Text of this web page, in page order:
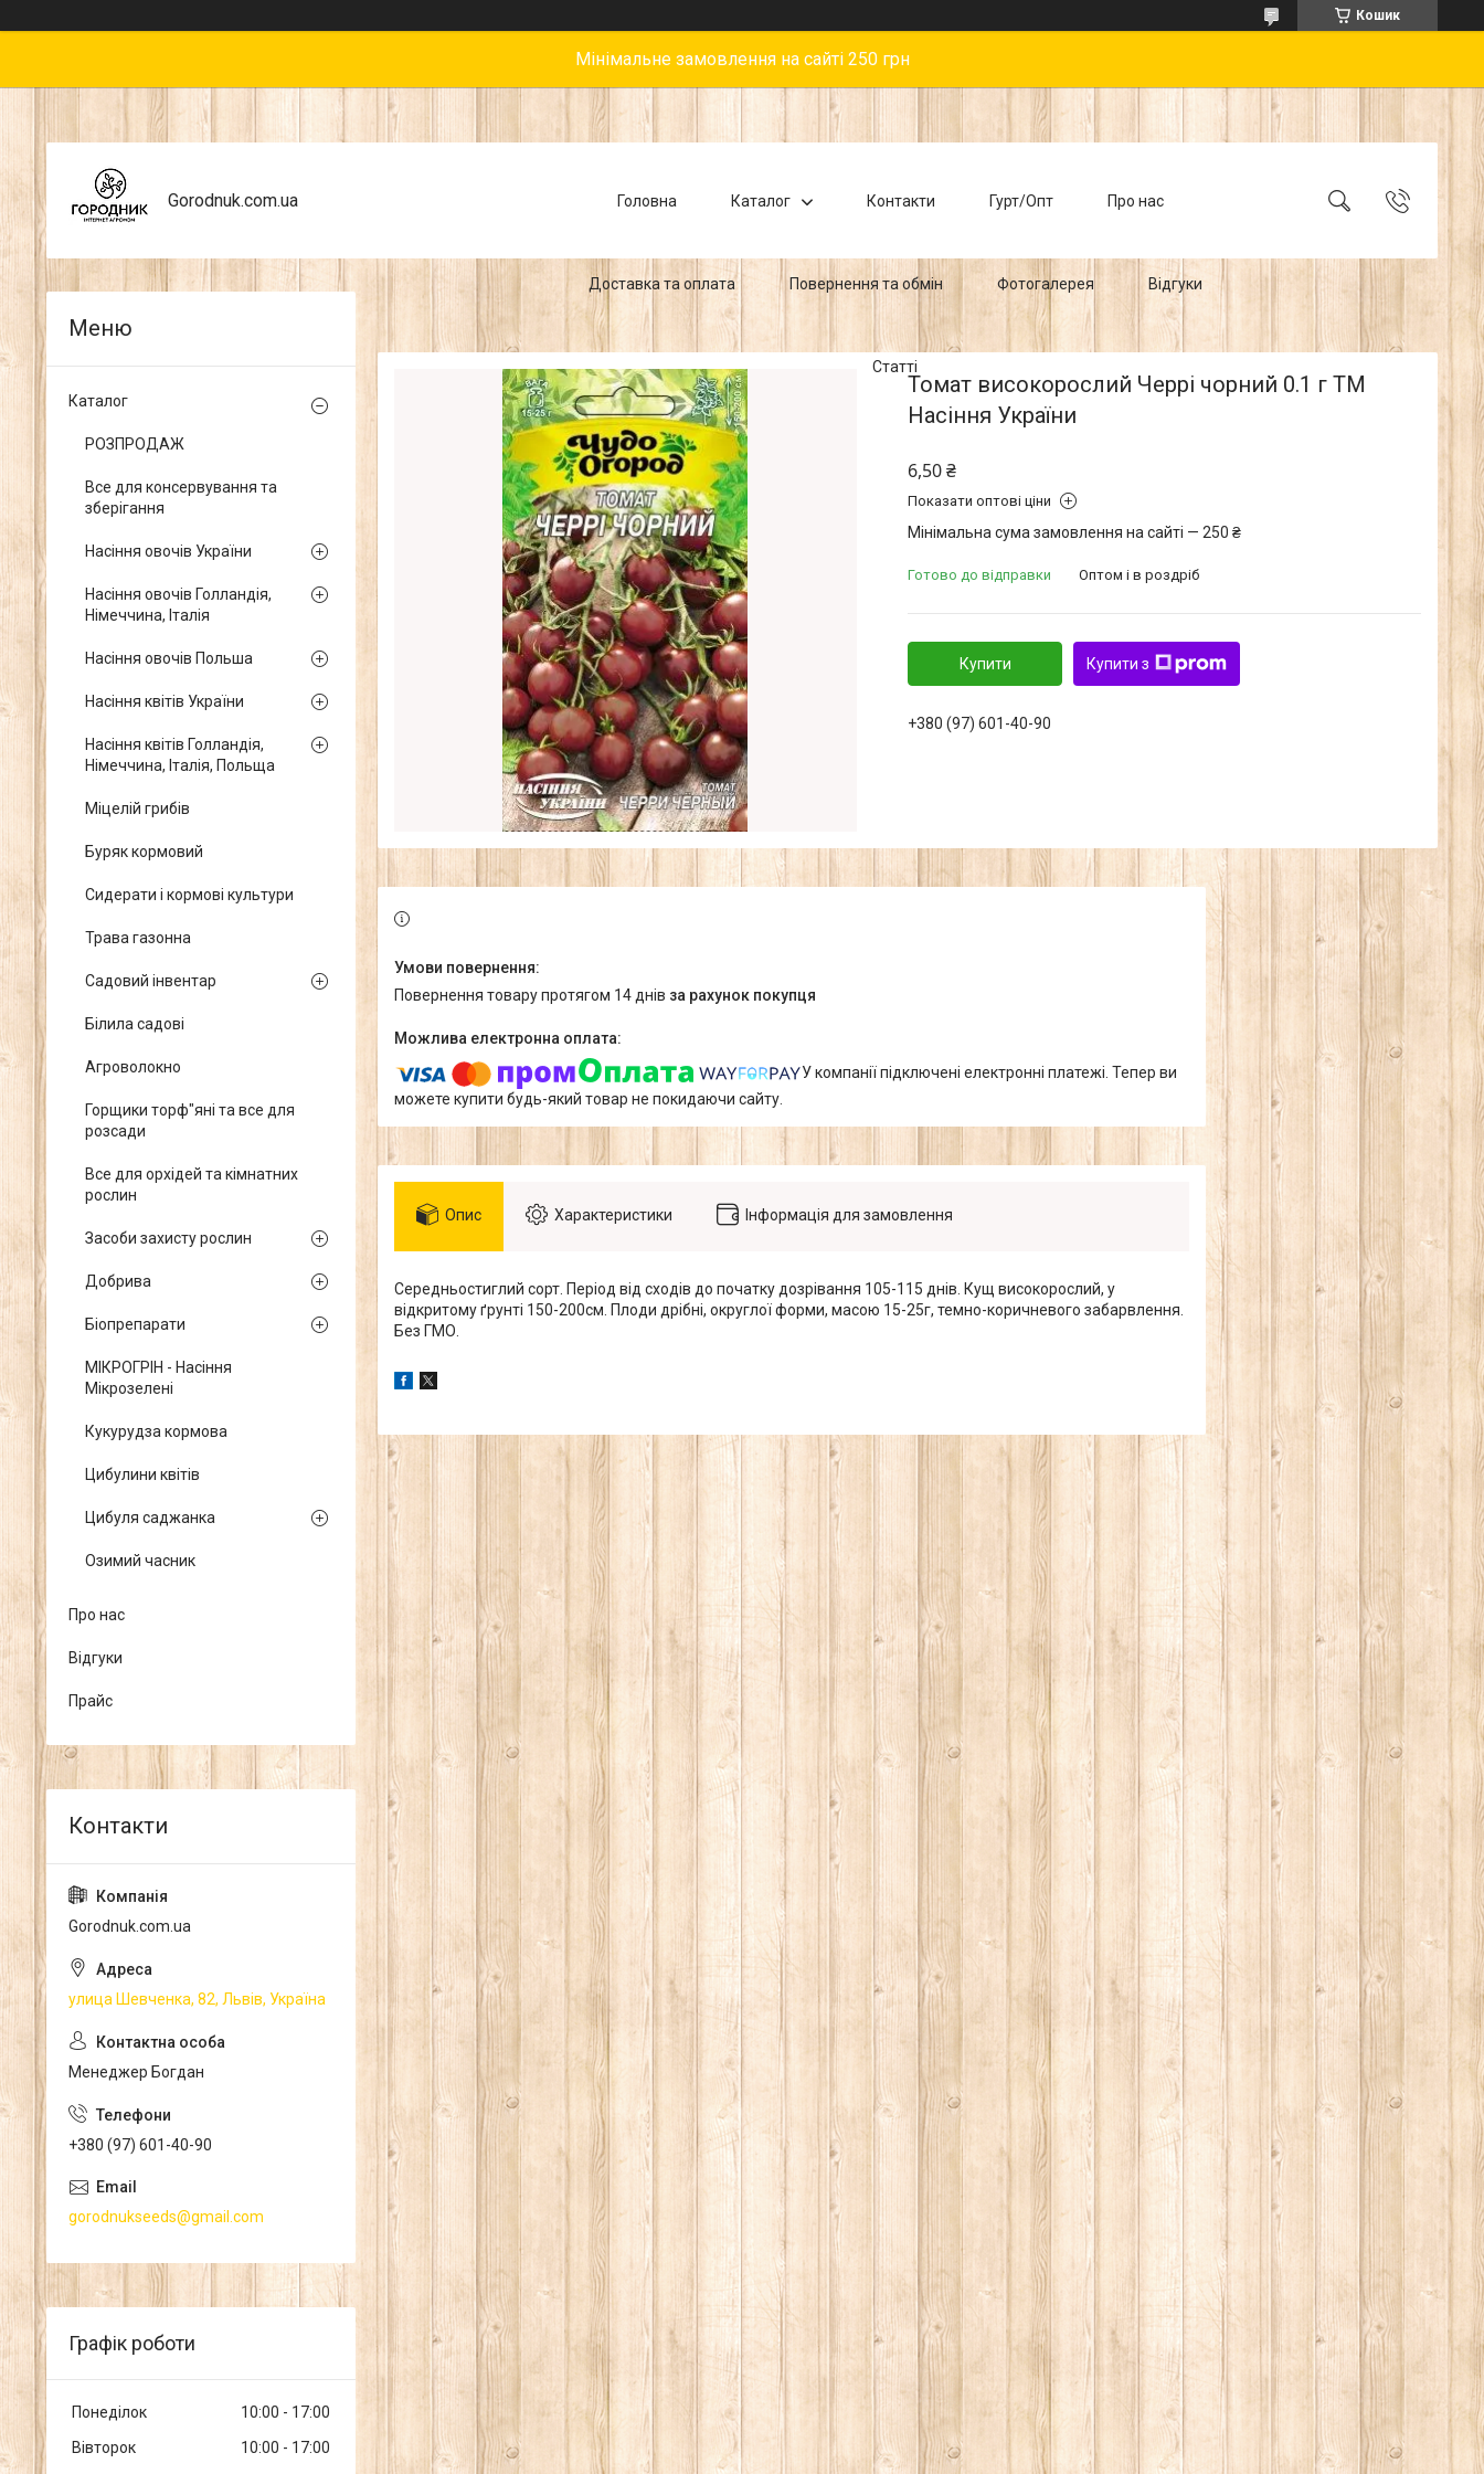
Кошик
Мінімальне замовлення на сайті 250 грн
Gorodnuk.com.ua Головна Каталог Контакти Гурт/Опт Про нас
Доставка та оплата Повернення та обмін Фотогалерея Відгуки
Статті
Томат високорослий Черрі чорний 0.1 г ТМ
Насіння України
6,50 ₴
Показати оптові ціни
Мінімальна сума замовлення на сайті — 250 ₴
Готово до відправки Оптом і в роздріб
Купити Купити з
+380 (97) 601-40-90
повернення товару протягом 14 днів за рахунок покупця
У компанії підключені електронні платежі. Тепер ви
можете купити будь-який товар не покидаючи сайту.
Опис Характеристики Інформація для замовлення
Середньостиглий сорт. Період від сходів до початку дозрівання 105-115 днів. Кущ високорослий, у
відкритому ґрунті 150-200см. Плоди дрібні, округлої форми, масою 15-25г, темно-коричневого забарвлення.
Без ГМО.
Каталог
РОЗПРОДАЖ
Все для консервування та
зберігання
Насіння овочів України
Насіння овочів Голландія,
Німеччина, Італія
Насіння овочів Польша
Насіння квітів України
Насіння квітів Голландія,
Німеччина, Італія, Польща
Міцелій грибів
Буряк кормовий
Сидерати і кормові культури
Трава газонна
Садовий інвентар
Білила садові
Агроволокно
Горщики торф"яні та все для
розсади
Все для орхідей та кімнатних
рослин
Засоби захисту рослин
Добрива
Біопрепарати
МІКРОГРІН - Насіння
Мікрозелені
Кукурудза кормова
Цибулини квітів
Цибуля саджанка
Озимий часник
Про нас
Відгуки
Прайс
Gorodnuk.com.ua
улица Шевченка, 82, Львів, Україна
Менеджер Богдан
+380 (97) 601-40-90
gorodnukseeds@gmail.com
Графік роботи
Понеділок 10:00
17:00
Вівторок
10:00
17:00